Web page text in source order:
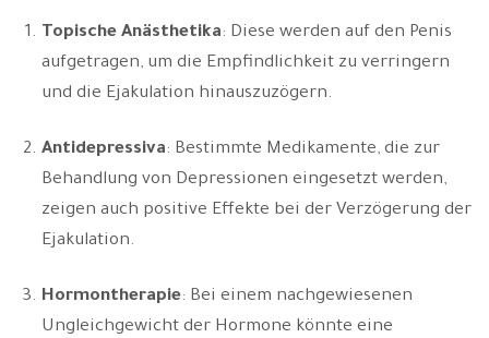
Topische Anästhetika: Diese werden auf den Penis
aufgetragen, um die Empfindlichkeit zu verringern
und die Ejakulation hinauszuzögern.
Antidepressiva: Bestimmte Medikamente, die zur
Behandlung von Depressionen eingesetzt werden,
zeigen auch positive Effekte bei der Verzögerung der
Ejakulation.
Hormontherapie: Bei einem nachgewiesenen
Ungleichgewicht der Hormone könnte eine